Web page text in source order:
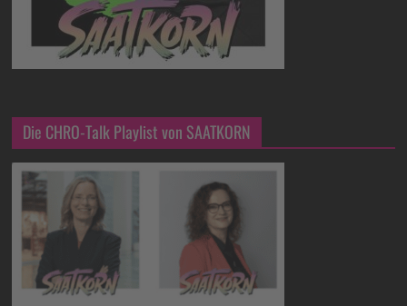
Die CHRO-Talk Playlist von SAATKORN